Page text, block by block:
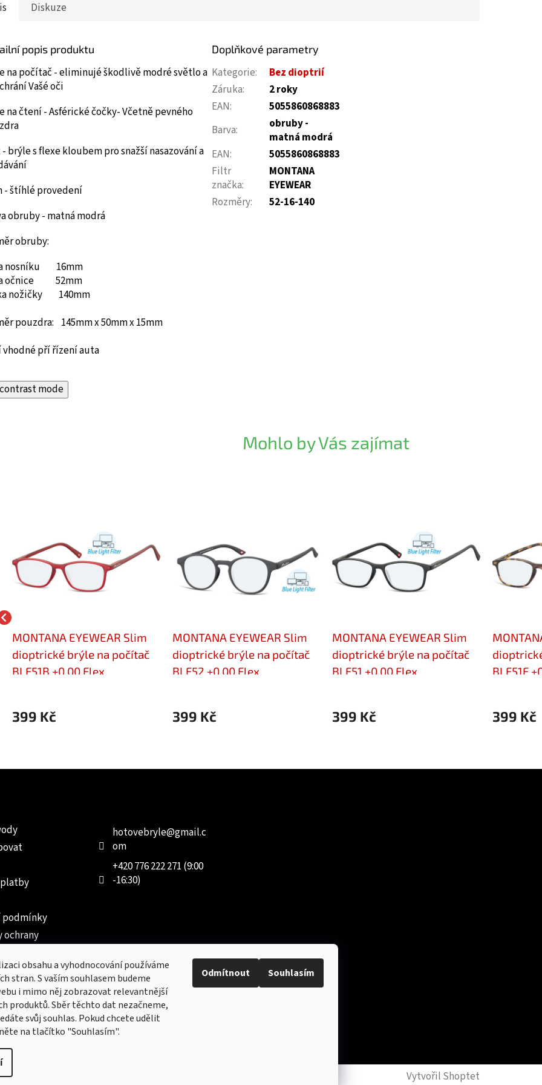
obsahu a vyhodnocování používáme
stran. S vaším souhlasem budeme
i mimo něj zobrazovat relevantnější
produktů. Sběr těchto dat nezačneme,
svůj souhlas. Pokud chcete udělit
na tlačítko "Souhlasím".
Odmítnout Souhlasím
Diskuze
popis produktu
na počítač - eliminujé škodlivě modré světlo a
Vašé oči
na čtení - Asférické čočky- Včetně pevného
- brýle s flexe kloubem pro snažší nasazování a
- štíhlé provedení
obruby - matná modrá
obruby:
nosníku 16mm
očnice 52mm
nožičky 140mm
pouzdra: 145mm x 50mm x 15mm
vhodné pří řízení auta
Doplňkové parametry
Kategorie:
Bez dioptrií
Záruka:
2 roky
EAN:
5055860868883
Barva:
obruby -
matná modrá
EAN:
5055860868883
Filtr
značka:
MONTANA
EYEWEAR
Rozměry: 52-16-140
mode
Mohlo by Vás zajímat
MONTANA EYEWEAR Slim
dioptrické brýle na počítač
BLF51B +0,00 Flex
399 Kč
MONTANA EYEWEAR Slim
dioptrické brýle na počítač
BLF52 +0,00 Flex
399 Kč
MONTANA EYEWEAR Slim
dioptrické brýle na počítač
BLF51 +0,00 Flex
399 Kč
BLF51F
399 Kč
podmínky
ochrany
hotovebryle@gmail.c
om
+420 776 222 271 (9:00
-16:30)
obchod s batohy, cestovními zavazadly, tašky a peněženky
Vytvořil Shoptet